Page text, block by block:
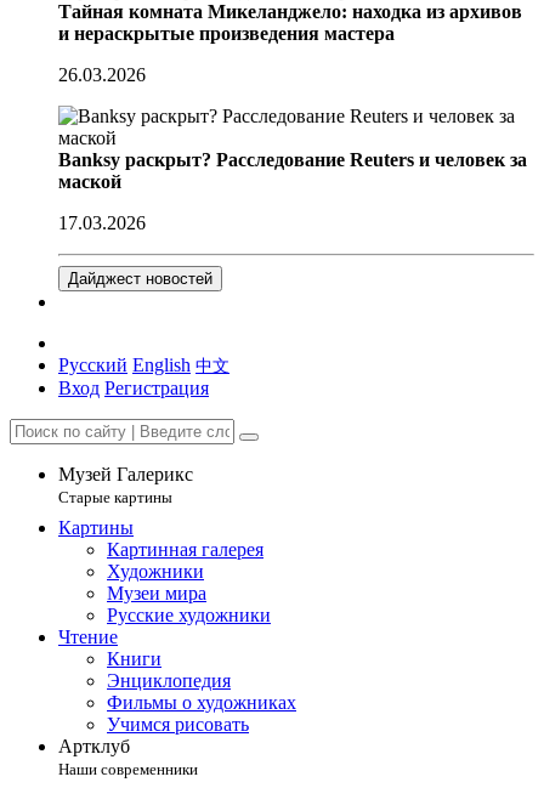
Тайная комната Микеланджело: находка из архивов
и нераскрытые произведения мастера
26.03.2026
Banksy раскрыт? Расследование Reuters и человек за
маской
17.03.2026
Дайджест новостей
Русский English 中文
Вход Регистрация
Музей Галерикс
Старые картины
Картины
Картинная галерея
Художники
Музеи мира
Русские художники
Чтение
Книги
Энциклопедия
Фильмы о художниках
Учимся рисовать
Артклуб
Наши современники